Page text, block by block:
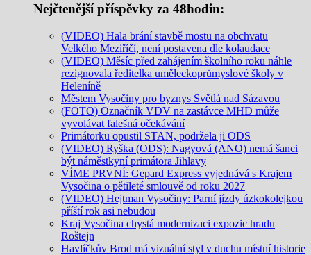
Nejčtenější příspěvky za 48hodin:
(VIDEO) Hala brání stavbě mostu na obchvatu
Velkého Meziříčí, není postavena dle kolaudace
(VIDEO) Měsíc před zahájením školního roku náhle
rezignovala ředitelka uměleckoprůmyslové školy v
Heleníně
Městem Vysočiny pro byznys Světlá nad Sázavou
(FOTO) Označník VDV na zastávce MHD může
vyvolávat falešná očekávání
Primátorku opustil STAN, podržela ji ODS
(VIDEO) Ryška (ODS): Nagyová (ANO) nemá šanci
být náměstkyní primátora Jihlavy
VÍME PRVNÍ: Gepard Express vyjednává s Krajem
Vysočina o pětileté smlouvě od roku 2027
(VIDEO) Hejtman Vysočiny: Parní jízdy úzkokolejkou
příští rok asi nebudou
Kraj Vysočina chystá modernizaci expozic hradu
Roštejn
Havlíčkův Brod má vizuální styl v duchu místní historie